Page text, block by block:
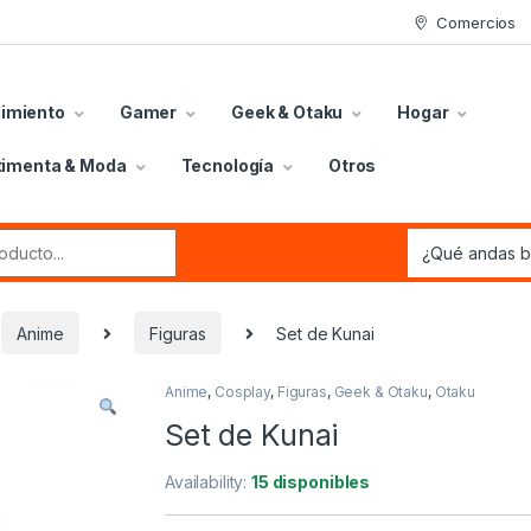
Comercios
Gamer Geek & Otaku Hogar
& Moda Tecnología Otros
Anime Figuras Set de Kunai
Anime, Cosplay, Figuras, Geek & Otaku, Otaku
Set de Kunai
Availability:15 disponibles